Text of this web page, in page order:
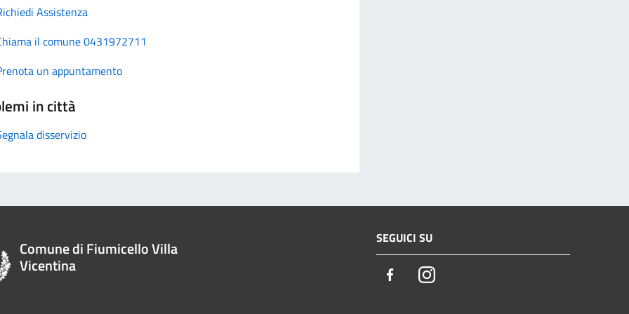
Assistenza
il comune 0431972711
un appuntamento
in città
disservizio
Comune di Fiumicello Villa
Vicentina
SEGUICI SU
FacebookInstagram